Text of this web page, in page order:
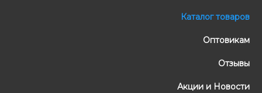
Каталог товаров
Оптовикам
Отзывы
Акции и Новости